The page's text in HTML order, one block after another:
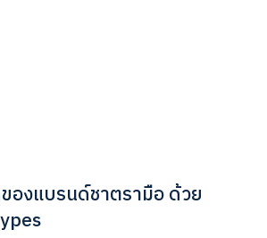
องแบรนด์ชาตรามือ ด้วย